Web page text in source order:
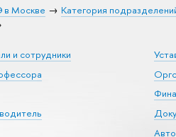
Москве
Категория
и сотрудники